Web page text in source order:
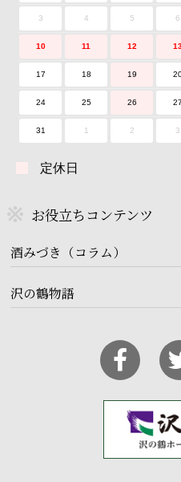
3 4 5 6
10 11 12
17 18 19
24 25 26 27
31 1 2 3
定休日
お役立ちコンテンツ
酒みづき（コラム）
沢の鶴物語